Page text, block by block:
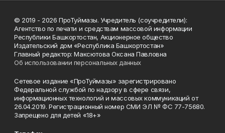
© 2019 - 2026 ПроТуймазы. Учредитель (соучредители):
Агентство по печати и средствам массовой информации
Республики Башкортостан, Акционерное общество
Издательский дом «Республика Башкортостан»
Главный редактор: Максютова Оксана Павловна
Об использовании персональных данных
Сетевое издание «ПроТуймазы» зарегистрировано
Федеральной службой по надзору в сфере связи,
информационных технологий и массовых коммуникаций от
26.04.2019. Регистрационный номер СМИ ЭЛ № ФС 77-75680.
Запрещено для детей «18+»